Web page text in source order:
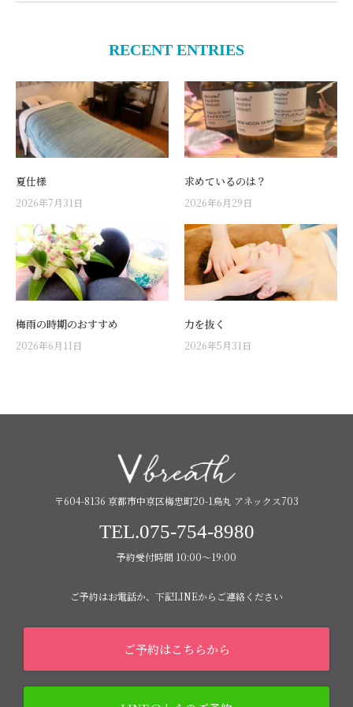
RECENT ENTRIES
夏仕様
2026年7月31日
求めているのは？
2026年6月29日
梅雨の時期のおすすめ
2026年6月11日
力を抜く
2026年5月31日
〒604-8136 京都市中京区梅忠町20-1烏丸 アネックス703
TEL.075-754-8980
予約受付時間 10:00〜19:00
ご予約はお電話か、下記LINEからご連絡ください
ご予約はこちらから